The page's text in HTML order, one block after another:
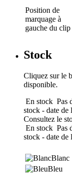
Position de
marquage à
gauche du clip
Stock
Cliquez sur le
disponible.
En stock Pas
stock - date de
Consultez le
En stock Pas
stock - date de
Blanc
Bleu